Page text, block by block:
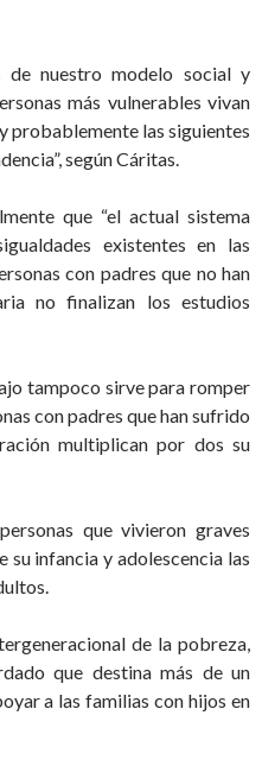
de nuestro modelo social y
más vulnerables vivan
probablemente las siguientes
según Cáritas.
que “el actual sistema
existentes en las
con padres que no han
no finalizan los estudios
tampoco sirve para romper
con padres que han sufrido
multiplican por dos su
que vivieron graves
infancia y adolescencia las
de la pobreza,
que destina más de un
a las familias con hijos en